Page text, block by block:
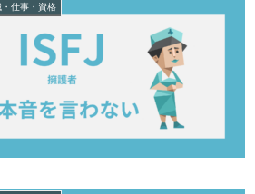
仕事・資格